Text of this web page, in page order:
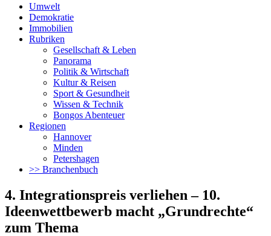
Umwelt
Demokratie
Immobilien
Rubriken
Gesellschaft & Leben
Panorama
Politik & Wirtschaft
Kultur & Reisen
Sport & Gesundheit
Wissen & Technik
Bongos Abenteuer
Regionen
Hannover
Minden
Petershagen
>> Branchenbuch
4. Integrationspreis verliehen – 10.
Ideenwettbewerb macht „Grundrechte“
zum Thema